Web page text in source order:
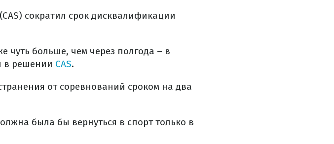
сократил срок дисквалификации
чуть больше, чем через полгода – в
в решении CAS.
от соревнований сроком на два
была бы вернуться в спорт только в